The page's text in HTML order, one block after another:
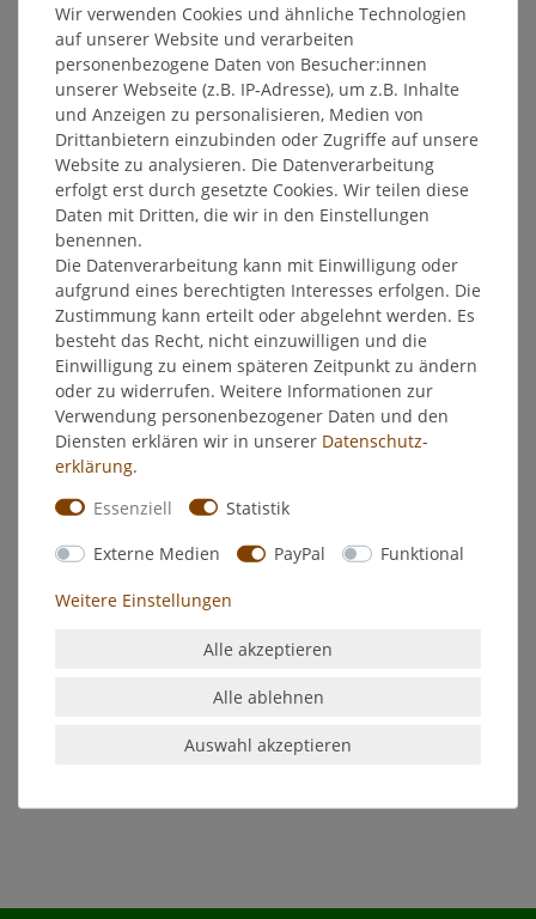
Wunschliste
* inkl. ges. MwSt. zzgl. Versandkosten
Beschreibung
Weitere Details
EU-Verantwortlicher
Hersteller
Michel - Allzweck Universal-Reiniger
Das Rosa Wunder
Gründliche Reinigung - Perfekte Pflege
Für alle abwaschbaren Flächen, in Küche und Bad, sowie für
Treppen und fußböden, Türen und Fenster
Auch geeignet für Holz, Laminat, Kunststoffe, Stein, Fliesen,
Porzellan, Glas, Emaile und Metalle.
Wir verwenden Cookies und ähnliche Technologien
auf unserer Website und verarbeiten
personenbezogene Daten von Besucher:innen
unserer Webseite (z.B. IP-Adresse), um z.B. Inhalte
und Anzeigen zu personalisieren, Medien von
Drittanbietern einzubinden oder Zugriffe auf unsere
Website zu analysieren. Die Datenverarbeitung
erfolgt erst durch gesetzte Cookies. Wir teilen diese
Daten mit Dritten, die wir in den Einstellungen
benennen.
Die Datenverarbeitung kann mit Einwilligung oder
aufgrund eines berechtigten Interesses erfolgen. Die
Zustimmung kann erteilt oder abgelehnt werden. Es
besteht das Recht, nicht einzuwilligen und die
Einwilligung zu einem späteren Zeitpunkt zu ändern
oder zu widerrufen. Weitere Informationen zur
Verwendung personenbezogener Daten und den
Diensten erklären wir in unserer Daten­schutz­
erklärung.
Essenziell
Statistik
Externe Medien PayPal Funktional
Weitere Einstellungen
Alle akzeptieren
Alle ablehnen
Auswahl akzeptieren